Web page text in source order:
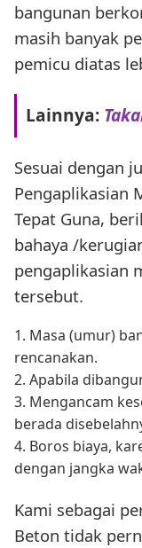
bangunan
masih banyak
pemicu diatas
Lainnya:
Sesuai dengan
Pengaplikasian
Tepat Guna,
bahaya /
pengaplikasian
tersebut.
1. Masa (umur)
rencanakan.
2. Apabila
3. Mengancam
berada
4. Boros biaya,
dengan jangka
Kami sebagai
Beton tidak